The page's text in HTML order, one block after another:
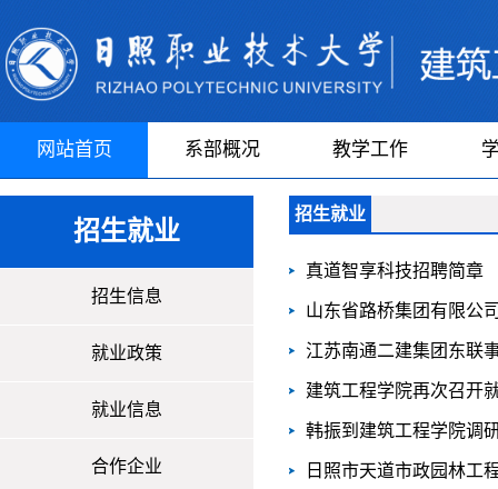
网站首页 系部概况 教学工作
招生就业
招生信息
就业政策
就业信息
合作企业
招生就业
真道智享科技招聘简章
山东省路桥集团有限公
江苏南通二建集团东联
建筑工程学院再次召开
韩振到建筑工程学院调
日照市天道市政园林工